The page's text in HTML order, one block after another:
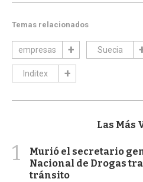
Temas relacionados
empresas Suecia
Inditex
Las Más
1
Murió el secretario
Nacional de Drogas
tránsito